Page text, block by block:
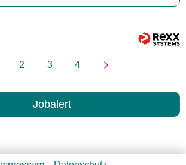
2 3 4
Jobalert